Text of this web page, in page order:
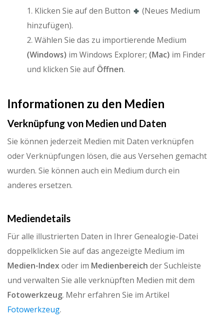
1. Klicken Sie auf den Button
(Neues Medium
hinzufügen).
2. Wählen Sie das zu importierende Medium
(Windows) im Windows Explorer; (Mac) im Finder
und klicken Sie auf Öffnen.
Informationen zu den Medien
Verknüpfung von Medien und Daten
Sie können jederzeit Medien mit Daten verknüpfen
oder Verknüpfungen lösen, die aus Versehen gemacht
wurden. Sie können auch ein Medium durch ein
anderes ersetzen.
Mediendetails
Für alle illustrierten Daten in Ihrer Genealogie-Datei
doppelklicken Sie auf das angezeigte Medium im
Medien-Indexoder im Medienbereich der Suchleiste
und verwalten Sie alle verknüpften Medien mit dem
Fotowerkzeug. Mehr erfahren Sie im Artikel
Fotowerkzeug.